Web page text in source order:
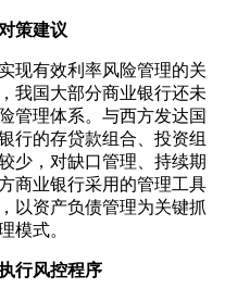
策建议
有效利率风险管理的关
我国大部分商业银行还未
管理体系。与西方发达国
行的存贷款组合、投资组
少，对缺口管理、持续期
商业银行采用的管理工具
以资产负债管理为关键抓
模式。
行风控程序